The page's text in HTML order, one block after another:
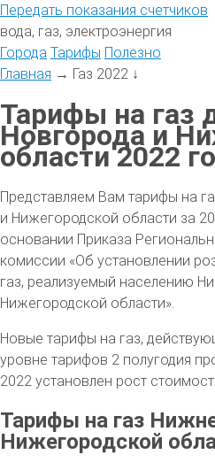
Передать показания счетчиков
вода, газ, электроэнергия
Города Тарифы Полезно
Главная → Газ 2022 ↓
Тарифы на газ
Новгорода и
области 2022
Представляем Вам тарифы на
и Нижегородской области за
основании Приказа
комиссии «Об установлении
газ, реализуемый населению
Нижегородской области».
Новые тарифы на газ,
уровне тарифов 2 полугодия
2022 установлен рост
Тарифы на газ
Нижегородской